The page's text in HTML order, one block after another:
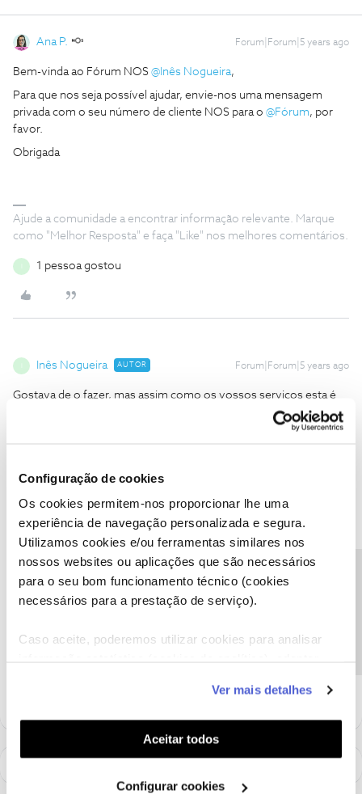
Configuração de cookies
Os cookies permitem-nos proporcionar lhe uma
experiência de navegação personalizada e segura.
Utilizamos cookies e/ou ferramentas similares nos
nossos websites ou aplicações que são necessários
para o seu bom funcionamento técnico (cookies
necessários para a prestação de serviço).
Caso aceite, poderemos utilizar cookies para analisar
funcionalidades (cookies de personalização e
funcionalidade) e adaptar anúncios aos seus interesses
(cookies de publicidade personalizada). Pode gerir a
utilização dos cookies clicando em "Configurar
Ver mais detalhes
Aceitar todos
Configurar cookies
Ana P. Forum|Forum|5 years ago
Bem-vinda ao Fórum NOS @Inês Nogueira,
Para que nos seja possível ajudar, envie-nos uma mensagem
privada com o seu número de cliente NOS para o @Fórum, por
favor.
Obrigada
Ajude a comunidade a encontrar informação relevante. Marque
como "Melhor Resposta" e faça "Like" nos melhores comentários.
1 pessoa gostou
Inês Nogueira AUTOR Forum|Forum|5 years ago
Gostava de o fazer, mas assim como os vossos serviços esta é
Ana P. Forum|Forum|5 years ago
Olá@Inês Nogueira,
Para nos enviar mensagem basta clicar no nome do moderador
@Fórum e, de seguida, selecionar a opção “enviar mensagem”